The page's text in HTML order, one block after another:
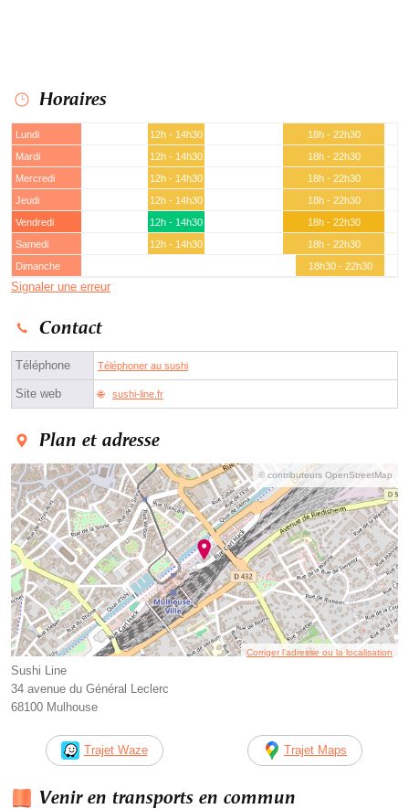
Horaires
Lundi 12h - 14h30
18h - 22h30
Mardi
12h - 14h30
18h - 22h30
Mercredi
12h - 14h30
18h - 22h30
Jeudi
12h - 14h30
18h - 22h30
Vendredi
12h - 14h30
18h - 22h30
Samedi
12h - 14h30
18h - 22h30
Dimanche
18h30 - 22h30
Signaler une erreur
Contact
Téléphone Téléphoner au sushi
Site web sushi-line.fr
Plan et adresse
© contributeurs OpenStreetMap
Corriger l’adresse ou la localisation
Sushi Line
34 avenue du Général Leclerc
68100 Mulhouse
Trajet Waze Trajet Maps
Venir en transports en commun